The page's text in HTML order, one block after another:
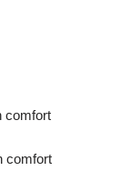
comfort
comfort